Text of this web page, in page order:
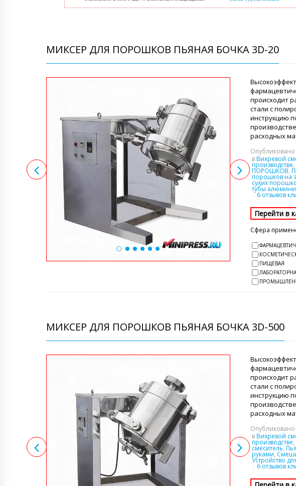
МИКСЕР ДЛЯ ПОРОШКОВ ПЬЯНАЯ БОЧКА 3D-20
происходит
стали с
инструкцию
расходных
Опубликовано
вВихревой
производстве,
ПОРОШКОВ,
порошков на
сухих
тубы
6 отзывов
Сфера
ПИЩЕВАЯ
МИКСЕР ДЛЯ ПОРОШКОВ ПЬЯНАЯ БОЧКА 3D-500
происходит
стали с
инструкцию
расходных
Опубликовано
вВихревой
производстве,
смеситель,
руками,
Устройство
6 отзывов